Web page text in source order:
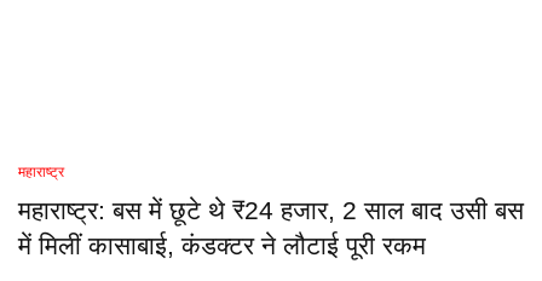
महाराष्ट्र
महाराष्ट्र: बस में छूटे थे ₹24 हजार, 2 साल बाद उसी बस
में मिलीं कासाबाई, कंडक्टर ने लौटाई पूरी रकम